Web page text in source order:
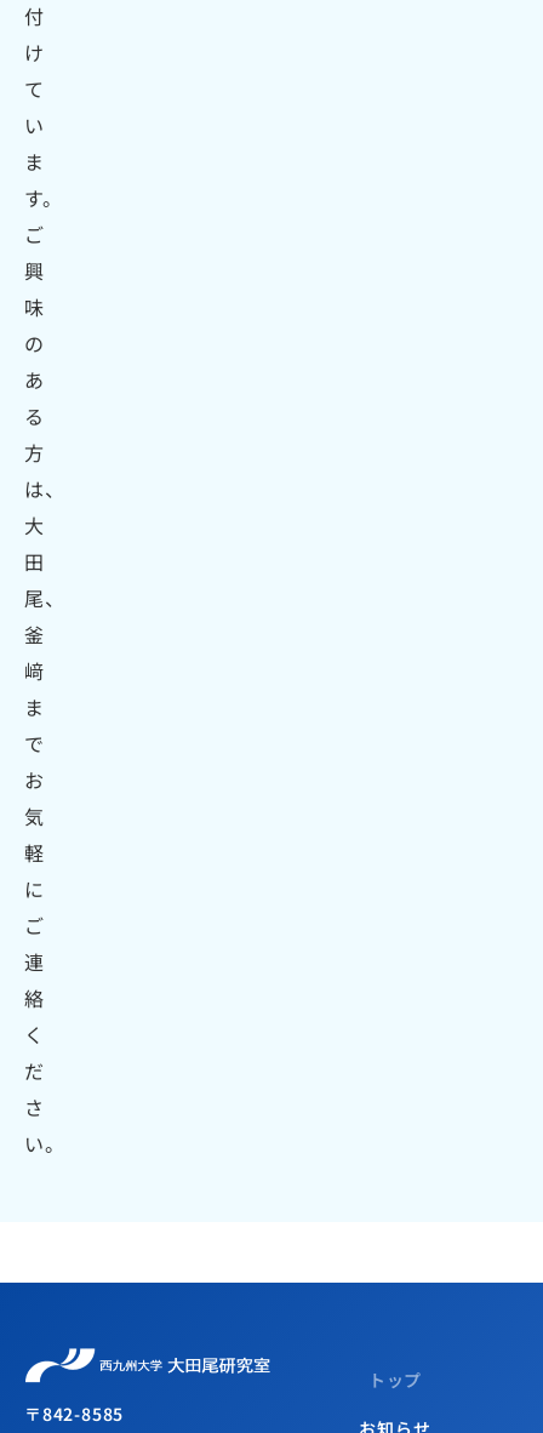
付
け
て
い
ま
す。
ご
興
味
の
あ
る
方
は、
大
田
尾、
釜
﨑
ま
で
お
気
軽
に
ご
連
絡
く
だ
さ
い。
〒842-8585
トップ